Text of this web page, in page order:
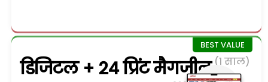
डिजिटल + 24 प्रिंट मैगजीन (1 साल)